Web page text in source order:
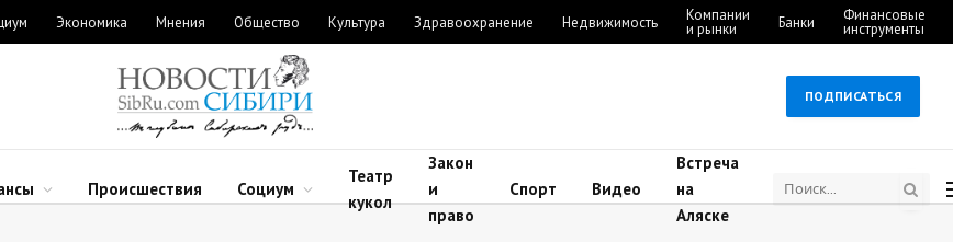
Экономика Мнения Общество Культура Здравоохранение Недвижимость Компании
и рынки Банки Финансовые
инструменты
ПОДПИСАТЬСЯ
Происшествия Социум
Театр
кукол
Закон
и
право
Спорт Видео
Встреча
на
Аляске